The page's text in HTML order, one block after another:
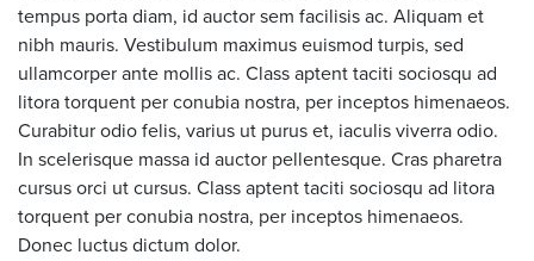
tempus porta diam, id auctor sem facilisis ac. Aliquam et
nibh mauris. Vestibulum maximus euismod turpis, sed
ullamcorper ante mollis ac. Class aptent taciti sociosqu ad
litora torquent per conubia nostra, per inceptos himenaeos.
Curabitur odio felis, varius ut purus et, iaculis viverra odio.
In scelerisque massa id auctor pellentesque. Cras pharetra
cursus orci ut cursus. Class aptent taciti sociosqu ad litora
torquent per conubia nostra, per inceptos himenaeos.
Donec luctus dictum dolor.